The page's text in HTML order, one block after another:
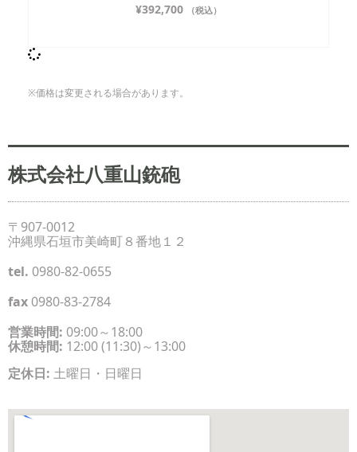
¥392,700 （税込）
※価格は変更される場合があります。
株式会社八重山銃砲
〒907-0012
沖縄県石垣市美崎町８番地１２
tel. 0980-82-0655
fax 0980-83-2784
営業時間: 09:00～18:00
休憩時間: 12:00 (11:30)～13:00
定休日: 土曜日・日曜日